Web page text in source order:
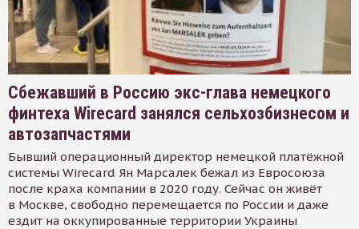
Сбежавший в Россию экс-глава немецкого
финтеха Wirecard занялся сельхозбизнесом и
автозапчастями
Бывший операционный директор немецкой платёжной
системы Wirecard Ян Марсалек бежал из Евросоюза
после краха компании в 2020 году. Сейчас он живёт
в Москве, свободно перемещается по России и даже
ездит на оккупированные территории Украины